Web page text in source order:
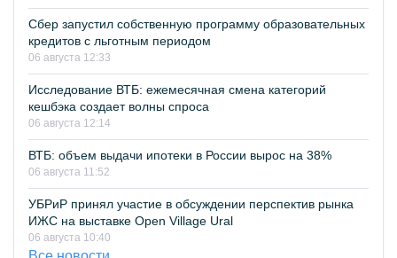
Сбер запустил собственную программу образовательных
кредитов с льготным периодом
06 августа 12:33
Исследование ВТБ: ежемесячная смена категорий
кешбэка создает волны спроса
06 августа 12:14
ВТБ: объем выдачи ипотеки в России вырос на 38%
06 августа 11:52
УБРиР принял участие в обсуждении перспектив рынка
ИЖС на выставке Open Village Ural
06 августа 10:40